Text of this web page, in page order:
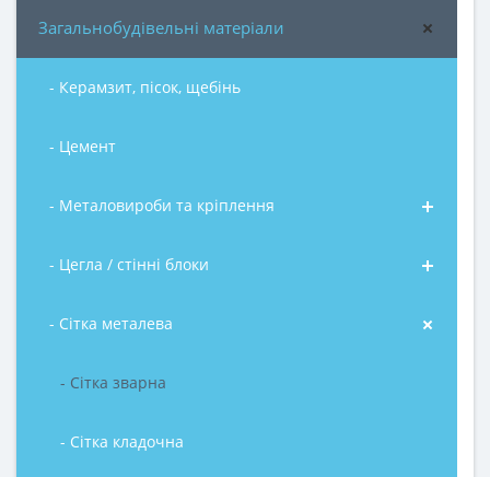
Загальнобудівельні матеріали
- Керамзит, пісок, щебінь
- Цемент
- Металовироби та кріплення
- Цегла / стінні блоки
- Сітка металева
- Сітка зварна
- Сітка кладочна